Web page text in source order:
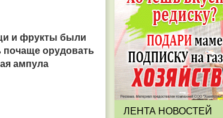
и фрукты были
почаще орудовать
ампула
ЛЕНТА НОВОСТЕЙ